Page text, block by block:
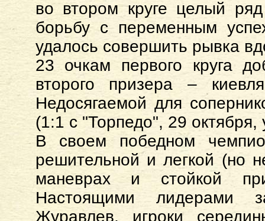
во втором круге целый
борьбу с переменным
удалось совершить рывка
23 очкам первого круга
второго призера –
Недосягаемой для
(1:1 с "Торпедо", 29 октября,
В своем победном
решительной и легкой (но
маневрах и стойкой
Настоящими лидерами
Журавлев, игроки